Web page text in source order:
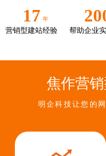
17 年
营销型建站经验 帮助企业
焦作营
明企科技让您的